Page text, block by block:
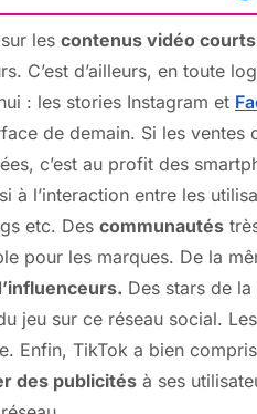
les contenus vidéo courts
C’est d’ailleurs, en toute
: les stories Instagram et
de demain. Si les
c’est au profit des
à l’interaction entre les
etc. Des communautés
pour les marques. De la
Des stars de
jeu sur ce réseau social.
Enfin, TikTok a bien
des publicités à ses